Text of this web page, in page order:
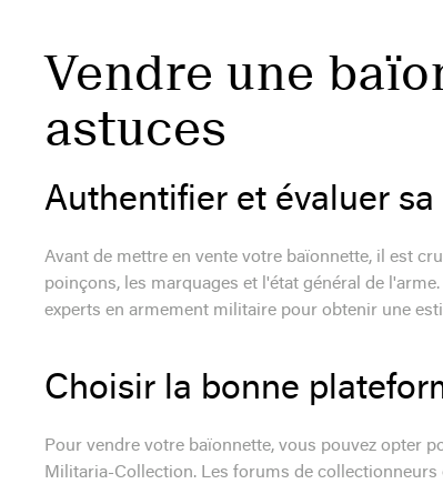
Vendre une
astuces
Authentifier et évaluer
Avant de mettre en vente votre baïonnette, il est
poinçons, les marquages et l'état général de
experts en armement militaire pour obtenir une
Choisir la bonne
Pour vendre votre baïonnette, vous pouvez opter
Militaria-Collection. Les forums de